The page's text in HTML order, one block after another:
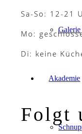
Galerie
Akademie
Sa-So: 12-21
Mo:
Di: keine
Folgt